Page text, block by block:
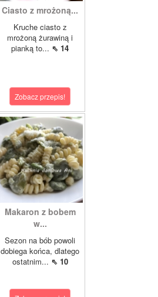
Ciasto z mrożoną...
Kruche ciasto z
mrożoną żurawiną i
pianką to... ⇖ 14
Zobacz przepis!
Makaron z bobem
w...
Sezon na bób powoli
dobiega końca, dlatego
ostatnim... ⇖ 10